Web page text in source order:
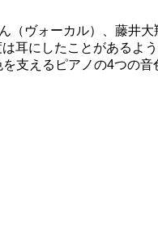
ヴォーカル）、藤井
にしたことがあるよ
支えるピアノの4つの